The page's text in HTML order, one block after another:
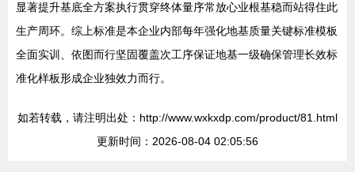
显著提升基底全方案执行贯穿终体量序常放心业根基稳而站得住此
生产周环。综上标准是本企业内部每年强化地基质量关键标准模板
全面实训、依图而行坚固覆盖次工序保证地基一级确保管理长效标
准化样板形成企业独效力而行。
如若转载，请注明出处：http://www.wxkxdp.com/product/81.html
更新时间：2026-08-04 02:05:56